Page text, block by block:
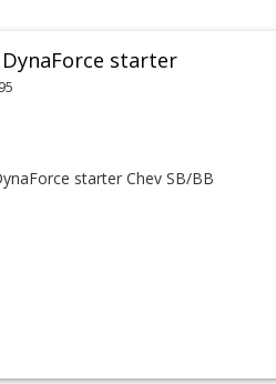
DynaForce starter
starter Chev SB/BB